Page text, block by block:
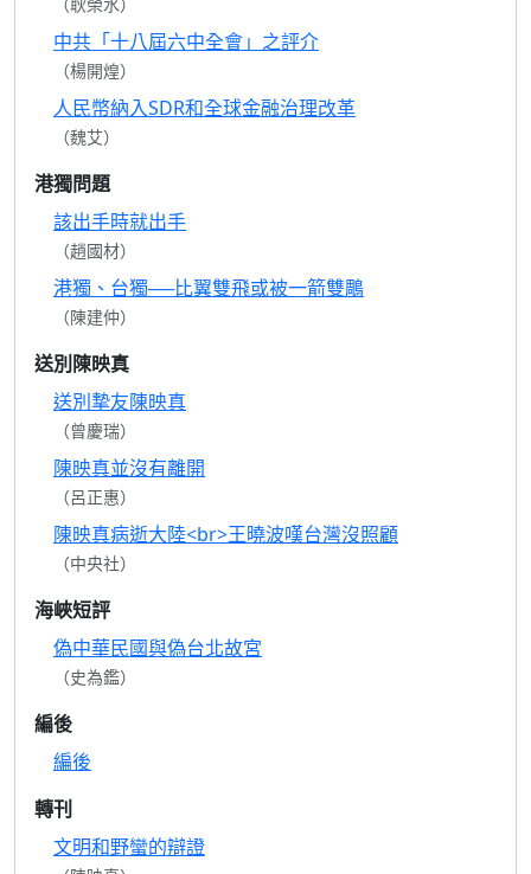
中共「十八屆六中全會」之評介
（楊開煌）
人民幣納入SDR和全球金融治理改革
（魏艾）
港獨問題
該出手時就出手
（趙國材）
港獨、台獨──比翼雙飛或被一箭雙鵰
（陳建仲）
送別陳映真
送別摯友陳映真
（曾慶瑞）
陳映真並沒有離開
（呂正惠）
陳映真病逝大陸<br>王曉波嘆台灣沒照顧
（中央社）
海峽短評
偽中華民國與偽台北故宮
（史為鑑）
編後
編後
轉刊
文明和野蠻的辯證